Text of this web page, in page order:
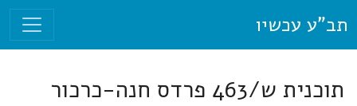
תב"ע עכשיו
תוכנית ש/463 פרדס חנה-כרכור